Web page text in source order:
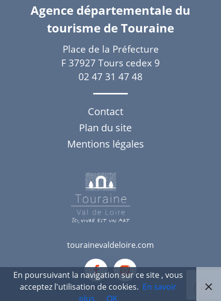
Agence départementale du
tourisme de Touraine
Place de la Préfecture
F 37927 Tours cedex 9
02 47 31 47 48
Contact
Plan du site
Mentions légales
tourainevaldeloire.com
Notre
compte
FB
Notre
compte
instagram
En poursuivant la navigation sur ce site , vous
acceptez l'utilisation de cookies. En savoir
plus
OK